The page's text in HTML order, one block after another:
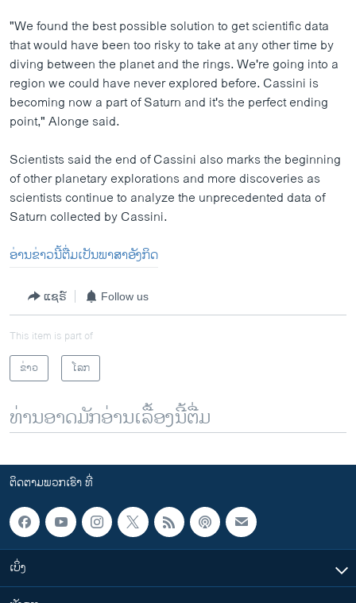
"We found the best possible solution to get scientific data
that would have been too risky to take at any other time by
diving between the planet and the rings. We're going into a
region we could have never explored before. Cassini is
becoming now a part of Saturn and it's the perfect ending
point," Alonge said.
Scientists said the end of Cassini also marks the beginning
of other planetary explorations and more discoveries as
scientists continue to analyze the unprecedented data of
Saturn collected by Cassini.
ອ່ານຂ່າວນີ້ຕື່ມເປັນພາສາອັງກິດ
ແຊຣ໌ Follow us
This item is part of
ຂ່າວ
ໂລກ
ທ່ານອາດມັກອ່ານເລື້ອງນີ້ຕື່ມ
ຕິດຕາມພວກເຮົາ ທີ່
ເບິ່ງ